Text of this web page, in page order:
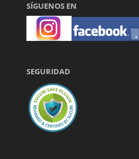
SÍGUENOS EN
SEGURIDAD